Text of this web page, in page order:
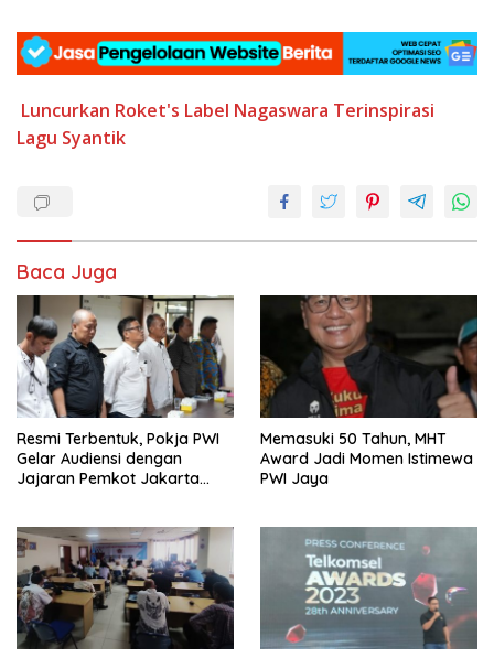
Luncurkan Roket's Label Nagaswara Terinspirasi
Lagu Syantik
Baca Juga
Resmi Terbentuk, Pokja PWI
Gelar Audiensi dengan
Jajaran Pemkot Jakarta
Memasuki 50 Tahun, MHT
Award Jadi Momen Istimewa
PWI Jaya